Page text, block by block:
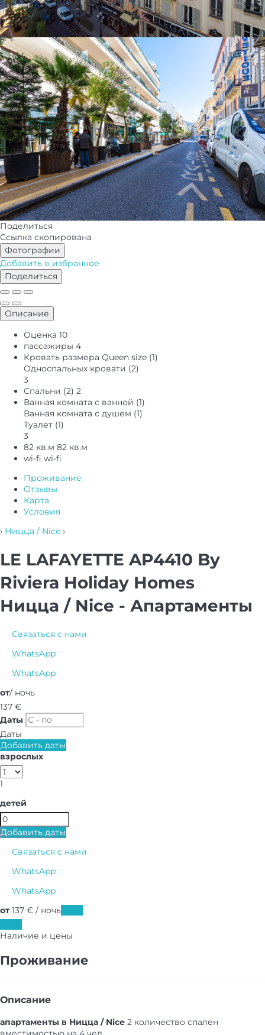
Поделиться
Ссылка скопирована
Фотографии
Добавить в избранное
Поделиться
Описание
Оценка 10
пассажиры 4
Кровать размера Queen size (1)
Односпальных кровати (2)
3
Спальни (2) 2
Ванная комната с ванной (1)
Ванная комната с душем (1)
Туалет (1)
3
82 кв.м 82 кв.м
wi-fi wi-fi
Проживание
Отзывы
Карта
Условия
› Ницца / Nice ›
LE LAFAYETTE AP4410 By
Riviera Holiday Homes
Ницца / Nice - Апартаменты
Связаться с нами
WhatsApp
WhatsApp
от/ ночь
137 €
Даты
Даты
Добавить даты
взрослых
1
детей
Добавить даты
Связаться с нами
WhatsApp
WhatsApp
от137 € / ночь
Наличие и цены
Проживание
Описание
апартаменты в Ницца / Nice 2 количество спален